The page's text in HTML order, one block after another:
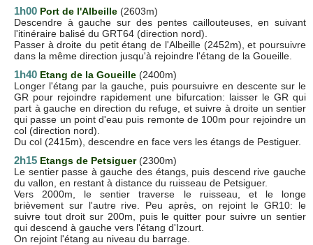
1h00 Port de l'Albeille (2603m)
Descendre à gauche sur des pentes caillouteuses, en suivant
l'itinéraire balisé du GRT64 (direction nord).
Passer à droite du petit étang de l'Albeille (2452m), et poursuivre
dans la même direction jusqu'à rejoindre l'étang de la Goueille.
1h40 Etang de la Goueille (2400m)
Longer l'étang par la gauche, puis poursuivre en descente sur le
GR pour rejoindre rapidement une bifurcation: laisser le GR qui
part à gauche en direction du refuge, et suivre à droite un sentier
qui passe un point d'eau puis remonte de 100m pour rejoindre un
col (direction nord).
Du col (2415m), descendre en face vers les étangs de Pestiguer.
2h15 Etangs de Petsiguer (2300m)
Le sentier passe à gauche des étangs, puis descend rive gauche
du vallon, en restant à distance du ruisseau de Petsiguer.
Vers 2000m, le sentier traverse le ruisseau, et le longe
brièvement sur l'autre rive. Peu après, on rejoint le GR10: le
suivre tout droit sur 200m, puis le quitter pour suivre un sentier
qui descend à gauche vers l'étang d'Izourt.
On rejoint l'étang au niveau du barrage.